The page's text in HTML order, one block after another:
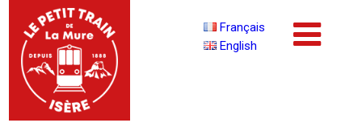
Français
English